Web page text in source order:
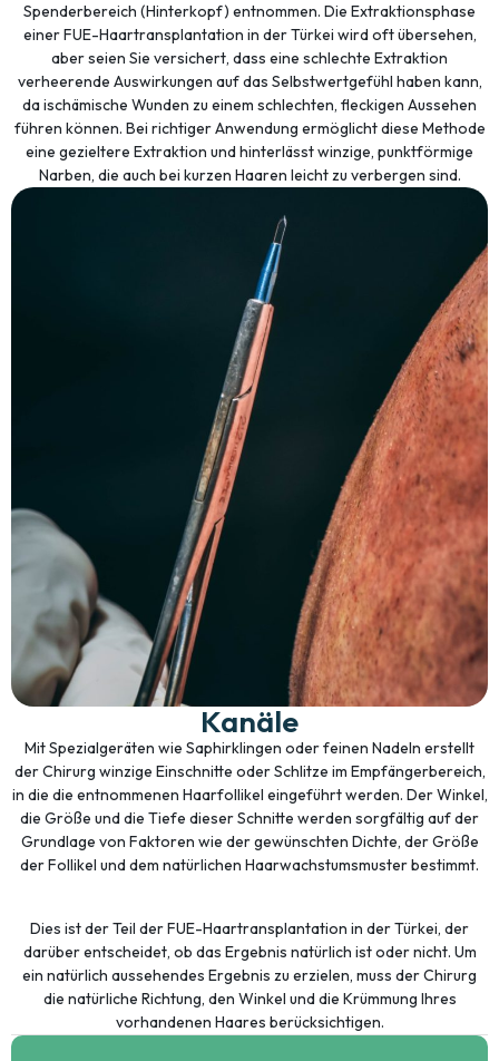
Spenderbereich (Hinterkopf) entnommen. Die Extraktionsphase
einer FUE-Haartransplantation in der Türkei wird oft übersehen,
aber seien Sie versichert, dass eine schlechte Extraktion
verheerende Auswirkungen auf das Selbstwertgefühl haben kann,
da ischämische Wunden zu einem schlechten, fleckigen Aussehen
führen können. Bei richtiger Anwendung ermöglicht diese Methode
eine gezieltere Extraktion und hinterlässt winzige, punktförmige
Narben, die auch bei kurzen Haaren leicht zu verbergen sind.
Kanäle
Mit Spezialgeräten wie Saphirklingen oder feinen Nadeln erstellt
der Chirurg winzige Einschnitte oder Schlitze im Empfängerbereich,
in die die entnommenen Haarfollikel eingeführt werden. Der Winkel,
die Größe und die Tiefe dieser Schnitte werden sorgfältig auf der
Grundlage von Faktoren wie der gewünschten Dichte, der Größe
der Follikel und dem natürlichen Haarwachstumsmuster bestimmt.
Dies ist der Teil der FUE-Haartransplantation in der Türkei, der
darüber entscheidet, ob das Ergebnis natürlich ist oder nicht. Um
ein natürlich aussehendes Ergebnis zu erzielen, muss der Chirurg
die natürliche Richtung, den Winkel und die Krümmung Ihres
vorhandenen Haares berücksichtigen.